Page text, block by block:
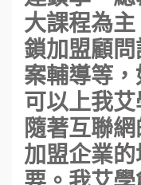
大課程為
鎖加盟顧
案輔導等
可以上我
隨著互聯
加盟企業